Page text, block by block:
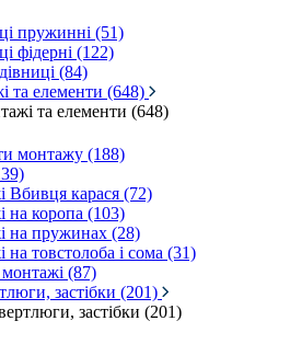
пружинні (51)
фідерні (122)
(84)
та елементи (648)
та елементи (648)
монтажу (188)
Вбивця карася (72)
на коропа (103)
на пружинах (28)
на товстолоба і сома (31)
монтажі (87)
застібки (201)
застібки (201)